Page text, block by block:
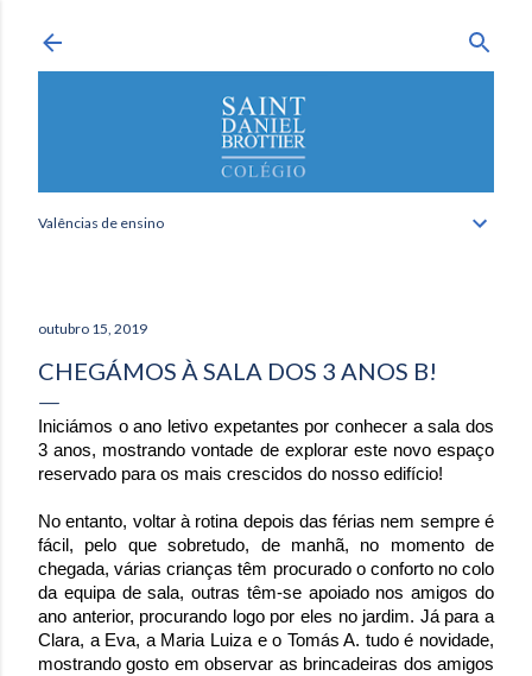
Valências de ensino
outubro 15, 2019
CHEGÁMOS À SALA DOS 3 ANOS B!
Iniciámos o ano letivo expetantes por conhecer a sala dos
3 anos, mostrando vontade de explorar este novo espaço
reservado para os mais crescidos do nosso edifício!
No entanto, voltar à rotina depois das férias nem sempre é
fácil, pelo que sobretudo, de manhã, no momento de
chegada, várias crianças têm procurado o conforto no colo
da equipa de sala, outras têm-se apoiado nos amigos do
ano anterior, procurando logo por eles no jardim. Já para a
Clara, a Eva, a Maria Luiza e o Tomás A. tudo é novidade,
mostrando gosto em observar as brincadeiras dos amigos